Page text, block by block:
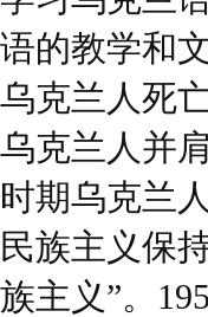
语的教学和
乌克兰人死
乌克兰人并
时期乌克兰
民族主义保
族主义”。